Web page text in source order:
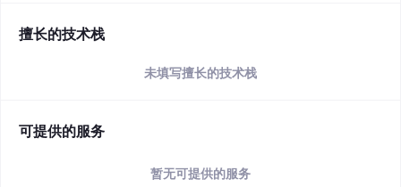
擅长的技术栈
未填写擅长的技术栈
可提供的服务
暂无可提供的服务